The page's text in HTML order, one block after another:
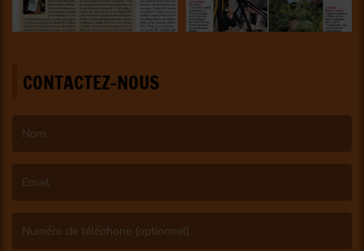
CONTACTEZ-NOUS